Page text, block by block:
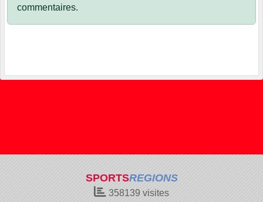
commentaires.
SPORTSREGIONS
358139 visites